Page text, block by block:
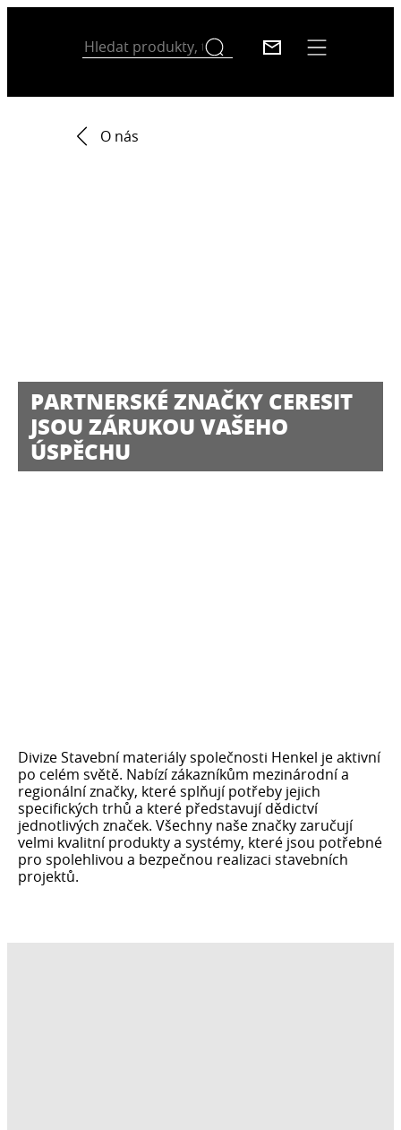
O nás
PARTNERSKÉ ZNAČKY CERESIT
JSOU ZÁRUKOU VAŠEHO
ÚSPĚCHU
Divize Stavební materiály společnosti Henkel je aktivní
po celém světě. Nabízí zákazníkům mezinárodní a
regionální značky, které splňují potřeby jejich
specifických trhů a které představují dědictví
jednotlivých značek. Všechny naše značky zaručují
velmi kvalitní produkty a systémy, které jsou potřebné
pro spolehlivou a bezpečnou realizaci stavebních
projektů.